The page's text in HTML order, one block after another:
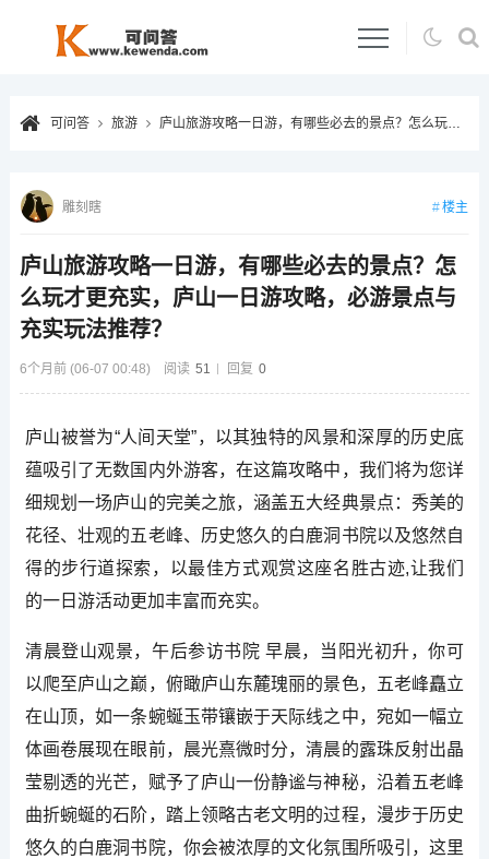
可问答 旅游 庐山旅游攻略一日游，有哪些必去的景点？怎么玩才更充实，庐山一日游攻略，必游景点与充实玩法推荐？
庐山旅游攻略一日游，有哪些必去的景点？怎
么玩才更充实，庐山一日游攻略，必游景点与
充实玩法推荐？
6个月前 (06-07 00:48) 阅读 51 回复 0
雕刻瞎 楼主
庐山被誉为“人间天堂”，以其独特的风景和深厚的历史底
蕴吸引了无数国内外游客，在这篇攻略中，我们将为您详
细规划一场庐山的完美之旅，涵盖五大经典景点：秀美的
花径、壮观的五老峰、历史悠久的白鹿洞书院以及悠然自
得的步行道探索，以最佳方式观赏这座名胜古迹,让我们
的一日游活动更加丰富而充实。
清晨登山观景，午后参访书院 早晨，当阳光初升，你可
以爬至庐山之巅，俯瞰庐山东麓瑰丽的景色，五老峰矗立
在山顶，如一条蜿蜒玉带镶嵌于天际线之中，宛如一幅立
体画卷展现在眼前，晨光熹微时分，清晨的露珠反射出晶
莹剔透的光芒，赋予了庐山一份静谧与神秘，沿着五老峰
曲折蜿蜒的石阶，踏上领略古老文明的过程，漫步于历史
悠久的白鹿洞书院，你会被浓厚的文化氛围所吸引，这里